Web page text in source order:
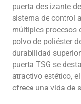
puerta deslizante
sistema de control
múltiples procesos
polvo de poliéster
durabilidad
puerta TSG se
atractivo estético,
ofrece una vida de